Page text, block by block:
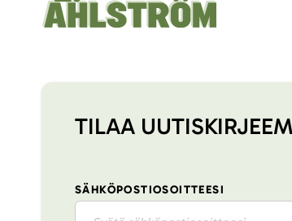
TILAA
SÄHKÖPOSTIOSOITTEESI